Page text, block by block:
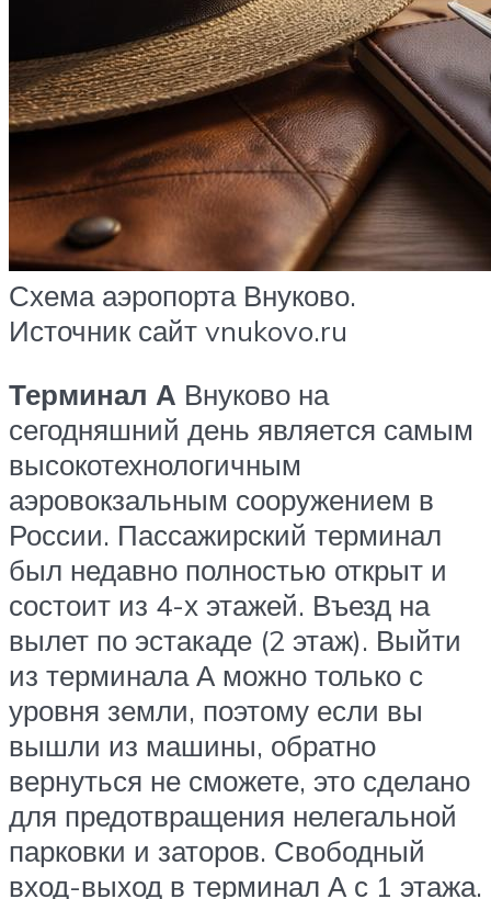
Схема аэропорта Внуково.
Источник сайт vnukovo.ru
Терминал А Внуково на
сегодняшний день является самым
высокотехнологичным
аэровокзальным сооружением в
России. Пассажирский терминал
был недавно полностью открыт и
состоит из 4-х этажей. Въезд на
вылет по эстакаде (2 этаж). Выйти
из терминала А можно только с
уровня земли, поэтому если вы
вышли из машины, обратно
вернуться не сможете, это сделано
для предотвращения нелегальной
парковки и заторов. Свободный
вход-выход в терминал А с 1 этажа.